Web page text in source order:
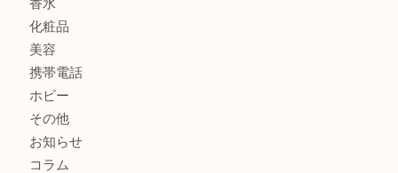
骨董品
古美術品
家電
喫煙具
電動工具
お線香
文房具